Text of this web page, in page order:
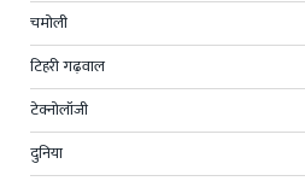
चमोली
टिहरी गढ़वाल
टेक्नोलॉजी
दुनिया